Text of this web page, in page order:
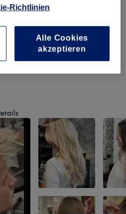
(6)
(buchbar Nur
ab 13,90 €
Richtlinien
Alle Cookies
akzeptieren